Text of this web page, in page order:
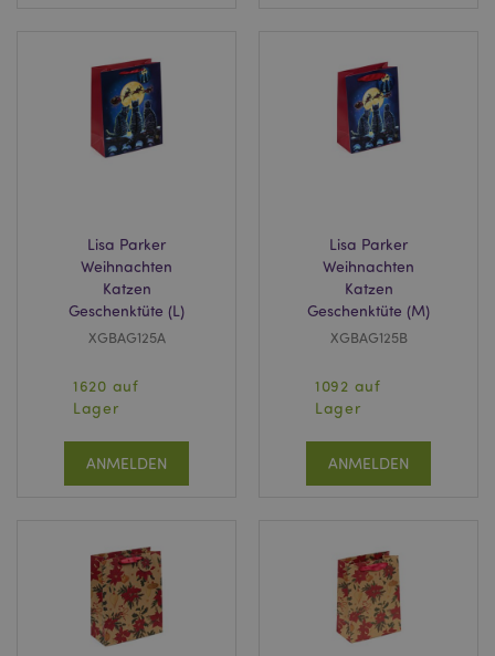
Lisa Parker
Weihnachten
Katzen
Geschenktüte (L)
XGBAG125A
1620 auf
Lager
ANMELDEN
Lisa Parker
Weihnachten
Katzen
Geschenktüte (M)
XGBAG125B
1092 auf
Lager
ANMELDEN